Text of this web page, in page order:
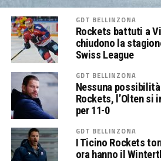
GDT BELLINZONA
Rockets battuti a
chiudono la
Swiss League
GDT BELLINZONA
Nessuna
Rockets, l’Olten si
per 11-0
GDT BELLINZONA
I Ticino Rockets
ora hanno il